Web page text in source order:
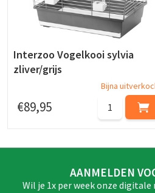
Interzoo Vogelkooi sylvia
zliver/grijs
€89,95
Bijna
AANMELDEN
Wil je 1x per week onze